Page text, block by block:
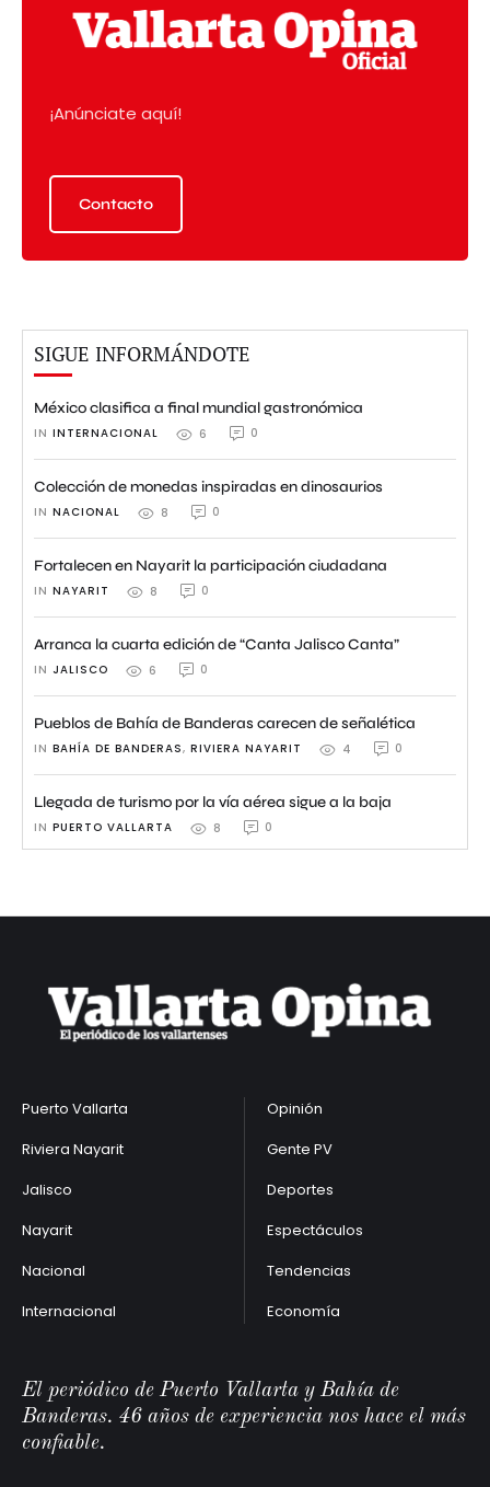
¡Anúnciate aquí!
Contacto
SIGUE INFORMÁNDOTE
México clasifica a final mundial gastronómica
IN INTERNACIONAL 6 0
Colección de monedas inspiradas en dinosaurios
IN NACIONAL 8 0
Fortalecen en Nayarit la participación ciudadana
IN NAYARIT 8 0
Arranca la cuarta edición de “Canta Jalisco Canta”
IN JALISCO 6 0
Pueblos de Bahía de Banderas carecen de señalética
IN BAHÍA DE BANDERAS, RIVIERA NAYARIT 4 0
Llegada de turismo por la vía aérea sigue a la baja
IN PUERTO VALLARTA 8 0
Puerto Vallarta
Riviera Nayarit
Jalisco
Nayarit
Nacional
Internacional
Opinión
Gente PV
Deportes
Espectáculos
Tendencias
Economía
El periódico de Puerto Vallarta y Bahía de
Banderas. 46 años de experiencia nos hace el más
confiable.